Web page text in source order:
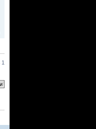
1